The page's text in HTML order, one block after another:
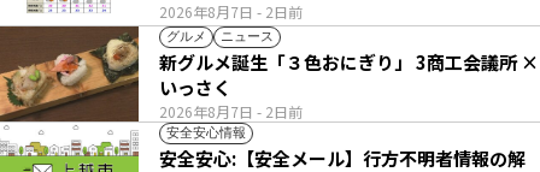
2026年8月7日 - 2日前
グルメ ニュース
2026年8月7日 - 2日前
新グルメ誕生「３色おにぎり」 3商工会議所 ×
いっさく
安全安心情報
安全安心:【安全メール】行方不明者情報の解